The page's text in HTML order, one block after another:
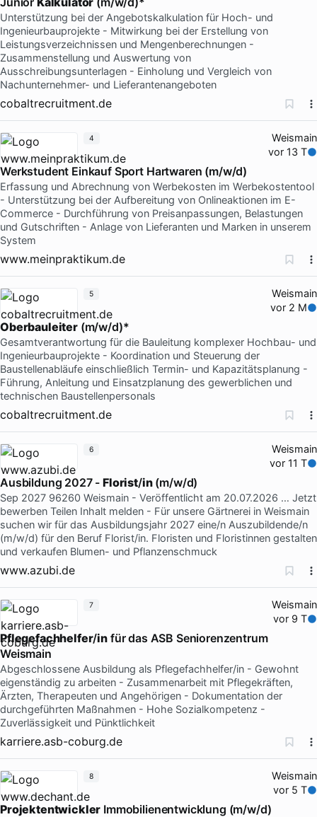
Unterstützung bei der Angebotskalkulation für Hoch- und
Ingenieurbauprojekte - Mitwirkung bei der Erstellung von
Leistungsverzeichnissen und Mengenberechnungen -
Zusammenstellung und Auswertung von
Ausschreibungsunterlagen - Einholung und Vergleich von
Nachunternehmer- und Lieferantenangeboten
cobaltrecruitment.de
Weismain
vor 13 T
Werkstudent Einkauf Sport Hartwaren (m/w/d)
Erfassung und Abrechnung von Werbekosten im Werbekostentool
- Unterstützung bei der Aufbereitung von Onlineaktionen im E-
Commerce - Durchführung von Preisanpassungen, Belastungen
und Gutschriften - Anlage von Lieferanten und Marken in unserem
System
www.meinpraktikum.de
4
Weismain
vor 2 M
Oberbauleiter(m/w/d)*
Gesamtverantwortung für die Bauleitung komplexer Hochbau- und
Ingenieurbauprojekte - Koordination und Steuerung der
Baustellenabläufe einschließlich Termin- und Kapazitätsplanung -
Führung, Anleitung und Einsatzplanung des gewerblichen und
technischen Baustellenpersonals
cobaltrecruitment.de
5
Weismain
vor 11 T
Ausbildung 2027 -Florist/in(m/w/d)
Sep 2027 96260 Weismain - Veröffentlicht am 20.07.2026 … Jetzt
bewerben Teilen Inhalt melden - Für unsere Gärtnerei in Weismain
suchen wir für das Ausbildungsjahr 2027 eine/n Auszubildende/n
(m/w/d) für den Beruf Florist/in. Floristen und Floristinnen gestalten
und verkaufen Blumen- und Pflanzenschmuck
www.azubi.de
6
Weismain
vor 9 T
Pflegefachhelfer/infür das ASB Seniorenzentrum
Weismain
Abgeschlossene Ausbildung als Pflegefachhelfer/in - Gewohnt
eigenständig zu arbeiten - Zusammenarbeit mit Pflegekräften,
Ärzten, Therapeuten und Angehörigen - Dokumentation der
durchgeführten Maßnahmen - Hohe Sozialkompetenz -
Zuverlässigkeit und Pünktlichkeit
karriere.asb-coburg.de
7
Weismain
vor 5 T
Projektentwickler Immobilienentwicklung (m/w/d)
8